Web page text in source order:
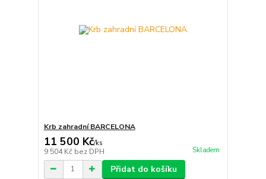
Krb zahradní BARCELONA
11 500 Kč/ks
9 504 Kč bez DPH Skladem
Přidat do košíku